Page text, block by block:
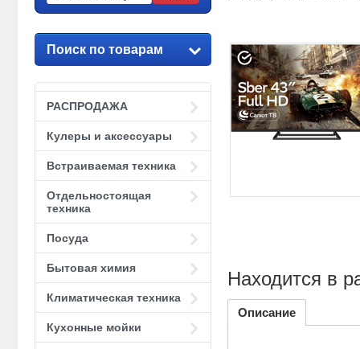
Поиск по товарам
РАСПРОДАЖА
Кулеры и аксессуары
Встраиваемая техника
Отдельностоящая
техника
Посуда
Бытовая химия
Климатическая техника
Кухонные мойки
Находится в
Описание